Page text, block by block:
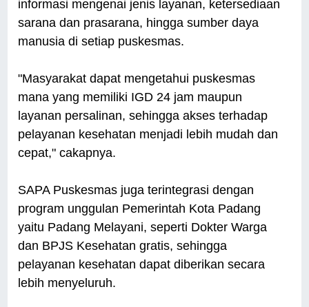
informasi mengenai jenis layanan, ketersediaan
sarana dan prasarana, hingga sumber daya
manusia di setiap puskesmas.
"Masyarakat dapat mengetahui puskesmas
mana yang memiliki IGD 24 jam maupun
layanan persalinan, sehingga akses terhadap
pelayanan kesehatan menjadi lebih mudah dan
cepat," cakapnya.
SAPA Puskesmas juga terintegrasi dengan
program unggulan Pemerintah Kota Padang
yaitu Padang Melayani, seperti Dokter Warga
dan BPJS Kesehatan gratis, sehingga
pelayanan kesehatan dapat diberikan secara
lebih menyeluruh.